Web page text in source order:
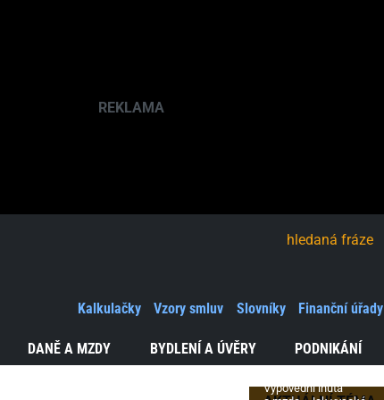
DANĚ A MZDY BYDLENÍ A ÚVĚRY PODNIKÁNÍ
Kalkulačky Vzory smluv Slovníky Finanční úřady
a peníze
Konec
v zaměstnání
a finanční
Výpovědní lhůta